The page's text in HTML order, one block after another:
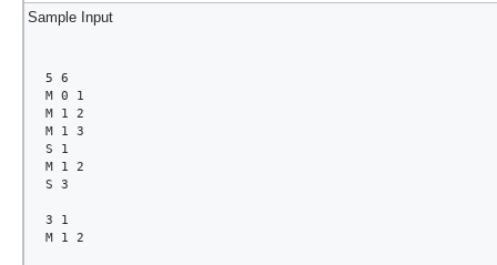
Sample Input
5 6
M 0 1
M 1 2
M 1 3
S 1
M 1 2
S 3
3 1
M 1 2